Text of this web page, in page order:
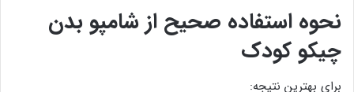
نحوه استفاده صحیح از شامپو بدن
چیکو کودک
برای بهترین نتیجه: